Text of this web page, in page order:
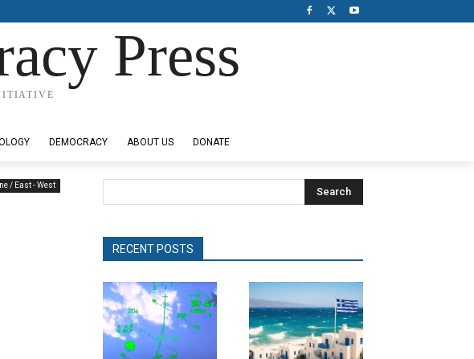
Press
DEMOCRACY ABOUT US DONATE
/ East - West
Search
RECENT POSTS